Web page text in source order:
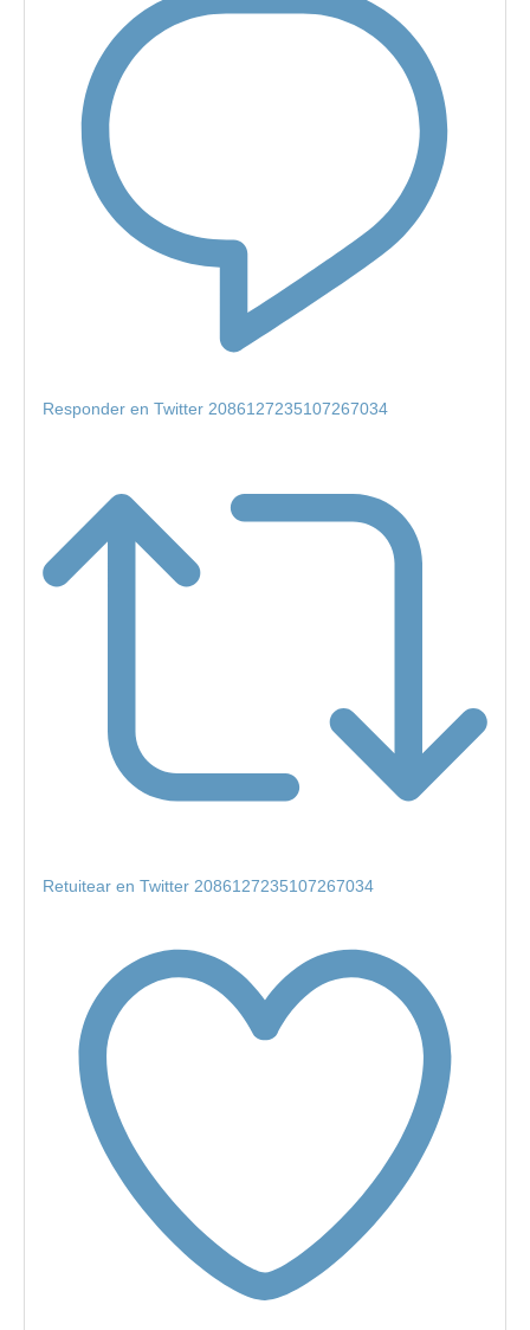
Responder en Twitter 2086127235107267034
Retuitear en Twitter 2086127235107267034